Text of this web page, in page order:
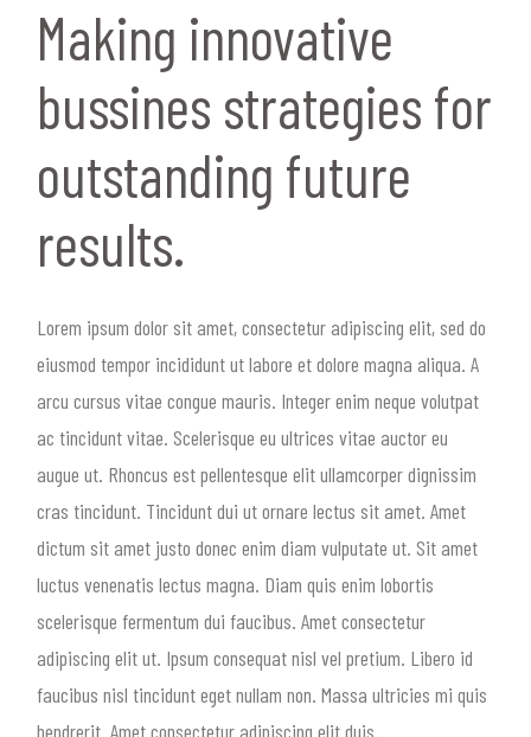
Making innovative
bussines strategies for
outstanding future
results.
Lorem ipsum dolor sit amet, consectetur adipiscing elit, sed do
eiusmod tempor incididunt ut labore et dolore magna aliqua. A
arcu cursus vitae congue mauris. Integer enim neque volutpat
ac tincidunt vitae. Scelerisque eu ultrices vitae auctor eu
augue ut. Rhoncus est pellentesque elit ullamcorper dignissim
cras tincidunt. Tincidunt dui ut ornare lectus sit amet. Amet
dictum sit amet justo donec enim diam vulputate ut. Sit amet
luctus venenatis lectus magna. Diam quis enim lobortis
scelerisque fermentum dui faucibus. Amet consectetur
adipiscing elit ut. Ipsum consequat nisl vel pretium. Libero id
faucibus nisl tincidunt eget nullam non. Massa ultricies mi quis
hendrerit. Amet consectetur adipiscing elit duis.